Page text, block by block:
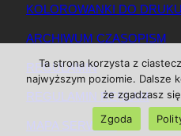
KOLOROWANKI DO DRUKU
ARCHIWUM CZASOPISM
REGULAMIN
REGULAMIN REKLAM
MAPA SERWISU
Ta strona korzysta z
najwyższym poziomie. Dalsze
że zgadzasz
Zgoda